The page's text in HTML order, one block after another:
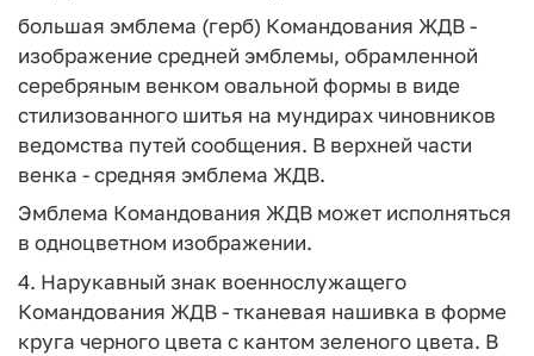
большая эмблема (герб) Командования ЖДВ -
изображение средней эмблемы, обрамленной
серебряным венком овальной формы в виде
стилизованного шитья на мундирах чиновников
ведомства путей сообщения. В верхней части
венка - средняя эмблема ЖДВ.
Эмблема Командования ЖДВ может исполняться
в одноцветном изображении.
4. Нарукавный знак военнослужащего
Командования ЖДВ - тканевая нашивка в форме
круга черного цвета с кантом зеленого цвета. В